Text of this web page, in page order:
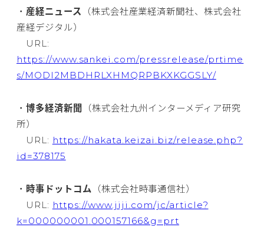
・ 産経ニュース （株式会社産業経済新聞社、株式会社
産経デジタル）
URL:
https://www.sankei.com/pressrelease/prtime
s/MODI2MBDHRLXHMQRPBKXKGGSLY/
・ 博多経済新聞
（株式会社九州インターメディア研究
所）
URL: https://hakata.keizai.biz/release.php?
id=378175
・ 時事ドットコム （株式会社時事通信社）
URL: https://www.jiji.com/jc/article?
k=000000001.000157166&g=prt